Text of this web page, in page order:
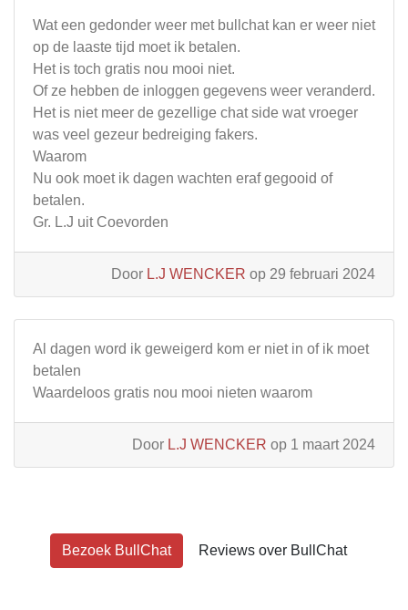
Wat een gedonder weer met bullchat kan er weer niet
op de laaste tijd moet ik betalen.
Het is toch gratis nou mooi niet.
Of ze hebben de inloggen gegevens weer veranderd.
Het is niet meer de gezellige chat side wat vroeger
was veel gezeur bedreiging fakers.
Waarom
Nu ook moet ik dagen wachten eraf gegooid of
betalen.
Gr. L.J uit Coevorden
Door L.J WENCKER op 29 februari 2024
Al dagen word ik geweigerd kom er niet in of ik moet
betalen
Waardeloos gratis nou mooi nieten waarom
Door L.J WENCKER op 1 maart 2024
Bezoek BullChat Reviews over BullChat